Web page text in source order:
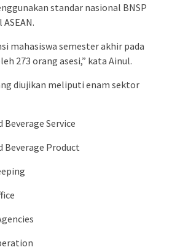
standar nasional BNSP
mahasiswa semester akhir pada
273 orang asesi,” kata Ainul.
diujikan meliputi enam sektor
Service
Beverage Product